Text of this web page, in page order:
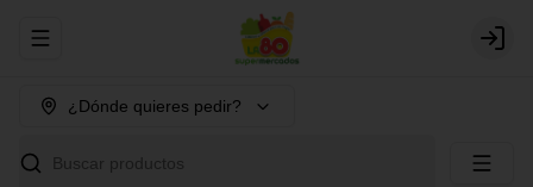
Abrir menu de navegación Login
¿Dónde quieres pedir?
Buscar productos